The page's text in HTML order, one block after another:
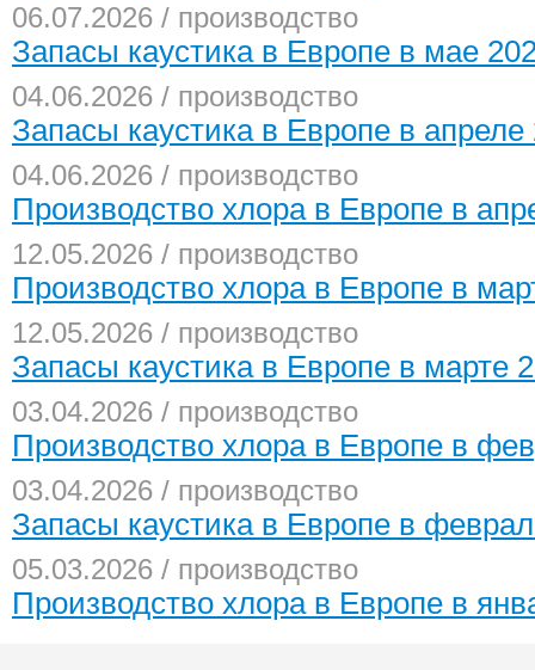
06.07.2026 / производство
Запасы каустика в Европе в мае
04.06.2026 / производство
Запасы каустика в Европе в
04.06.2026 / производство
Производство хлора в Европе в
12.05.2026 / производство
Производство хлора в Европе в
12.05.2026 / производство
Запасы каустика в Европе в марте
03.04.2026 / производство
Производство хлора в Европе в
03.04.2026 / производство
Запасы каустика в Европе в
05.03.2026 / производство
Производство хлора в Европе в